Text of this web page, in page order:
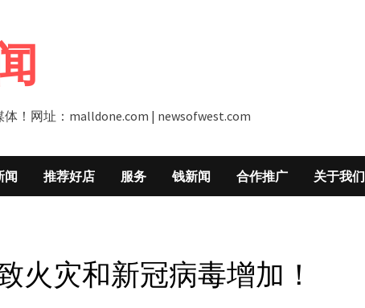
！网址：malldone.com | newsofwest.com
闻 推荐好店 服务 钱新闻 合作推广 关于我们
火灾和新冠病毒增加！